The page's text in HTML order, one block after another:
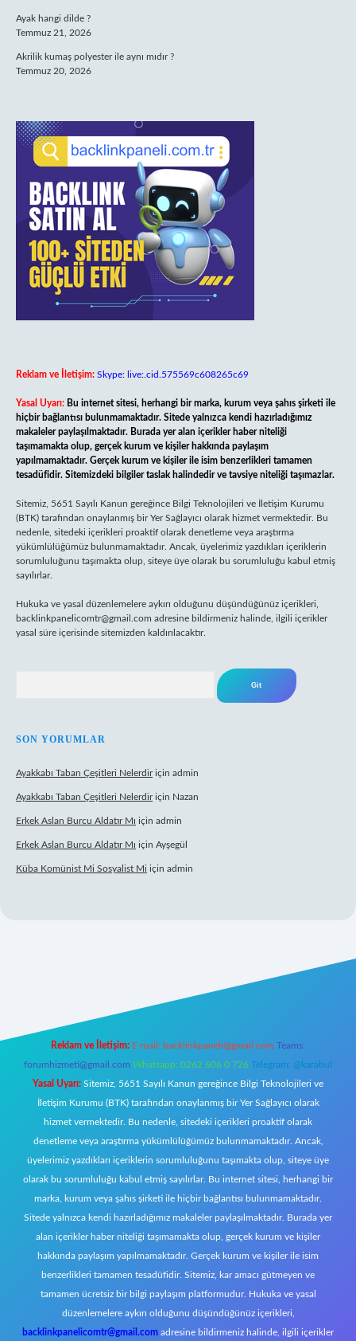
Ayak hangi dilde ?
Temmuz 21, 2026
Akrilik kumaş polyester ile aynı mıdır ?
Temmuz 20, 2026
Reklam ve İletişim: Skype: live:.cid.575569c608265c69
Yasal Uyarı: Bu internet sitesi, herhangi bir marka, kurum veya şahıs şirketi ile
hiçbir bağlantısı bulunmamaktadır. Sitede yalnızca kendi hazırladığımız
makaleler paylaşılmaktadır. Burada yer alan içerikler haber niteliği
taşımamakta olup, gerçek kurum ve kişiler hakkında paylaşım
yapılmamaktadır. Gerçek kurum ve kişiler ile isim benzerlikleri tamamen
tesadüfidir. Sitemizdeki bilgiler taslak halindedir ve tavsiye niteliği taşımazlar.
Sitemiz, 5651 Sayılı Kanun gereğince Bilgi Teknolojileri ve İletişim Kurumu
(BTK) tarafından onaylanmış bir Yer Sağlayıcı olarak hizmet vermektedir. Bu
nedenle, sitedeki içerikleri proaktif olarak denetleme veya araştırma
yükümlülüğümüz bulunmamaktadır. Ancak, üyelerimiz yazdıkları içeriklerin
sorumluluğunu taşımakta olup, siteye üye olarak bu sorumluluğu kabul etmiş
sayılırlar.
Hukuka ve yasal düzenlemelere aykırı olduğunu düşündüğünüz içerikleri,
backlinkpanelicomtr@gmail.com adresine bildirmeniz halinde, ilgili içerikler
yasal süre içerisinde sitemizden kaldırılacaktır.
SON YORUMLAR
Ayakkabı Taban Çeşitleri Nelerdiriçin admin
Ayakkabı Taban Çeşitleri Nelerdiriçin Nazan
Erkek Aslan Burcu Aldatır Mı için admin
Erkek Aslan Burcu Aldatır Mı için Ayşegül
Küba Komünist Mi Sosyalist Mi için admin
elexbetgiris.org
Reklam ve İletişim: E-mail: backlinkpaneli@gmail.com Teams:
forumhizmeti@gmail.com Whatsapp: 0262 606 0 726 Telegram: @karabul
Yasal Uyarı: Sitemiz, 5651 Sayılı Kanun gereğince Bilgi Teknolojileri ve
İletişim Kurumu (BTK) tarafından onaylanmış bir Yer Sağlayıcı olarak
hizmet vermektedir. Bu nedenle, sitedeki içerikleri proaktif olarak
denetleme veya araştırma yükümlülüğümüz bulunmamaktadır. Ancak,
üyelerimiz yazdıkları içeriklerin sorumluluğunu taşımakta olup, siteye üye
olarak bu sorumluluğu kabul etmiş sayılırlar. Bu internet sitesi, herhangi bir
marka, kurum veya şahıs şirketi ile hiçbir bağlantısı bulunmamaktadır.
Sitede yalnızca kendi hazırladığımız makaleler paylaşılmaktadır. Burada yer
alan içerikler haber niteliği taşımamakta olup, gerçek kurum ve kişiler
hakkında paylaşım yapılmamaktadır. Gerçek kurum ve kişiler ile isim
benzerlikleri tamamen tesadüfidir. Sitemiz, kar amacı gütmeyen ve
tamamen ücretsiz bir bilgi paylaşım platformudur. Hukuka ve yasal
düzenlemelere aykırı olduğunu düşündüğünüz içerikleri,
backlinkpanelicomtr@gmail.com adresine bildirmeniz halinde, ilgili içerikler